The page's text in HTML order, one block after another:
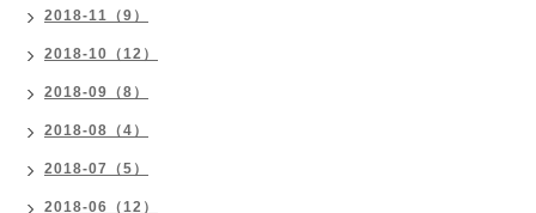
2018-11（9）
2018-10（12）
2018-09（8）
2018-08（4）
2018-07（5）
2018-06（12）